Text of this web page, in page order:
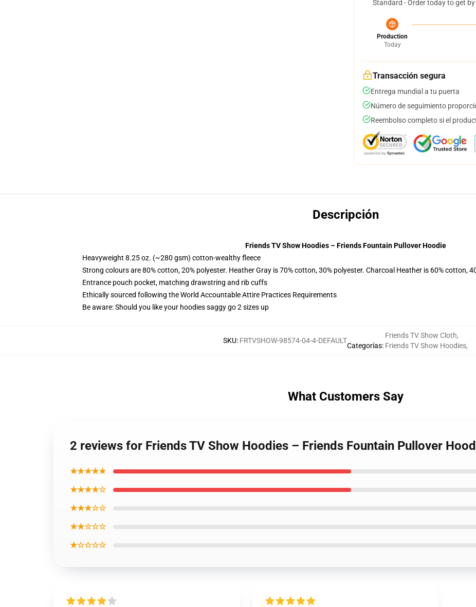
Standard - Order today to get by
Production
Today
Transacción segura
Entrega mundial a tu puerta
Número de seguimiento
Reembolso completo si el
Descripción
Friends TV Show Hoodies – Friends Fountain Pullover Hoodie
Heavyweight 8.25 oz. (~280 gsm) cotton-wealthy fleece
Strong colours are 80% cotton, 20% polyester. Heather Gray is 70% cotton, 30% polyester. Charcoal Heather is 60% cotton,
Entrance pouch pocket, matching drawstring and rib cuffs
Ethically sourced following the World Accountable Attire Practices Requirements
Be aware: Should you like your hoodies saggy go 2 sizes up
SKU: FRTVSHOW-98574-04-4-DEFAULT
Categorías:
Friends TV Show Cloth,
Friends TV Show Hoodies,
What Customers Say
2 reviews for Friends TV Show Hoodies – Friends Fountain Pullover
★★★★★
★★★★☆
★★★☆☆
★★☆☆☆
★☆☆☆☆